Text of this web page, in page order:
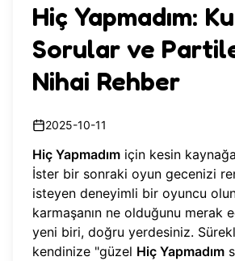
Hiç Yapmadım:
Sorular ve
Nihai Rehber
2025-10-11
Hiç Yapmadım için kesin
İster bir sonraki oyun gecenizi
isteyen deneyimli bir oyuncu
karmaşanın ne olduğunu merak
yeni biri, doğru yerdesiniz.
kendinize "güzel Hiç Yapmadım